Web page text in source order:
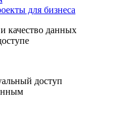
интеграции